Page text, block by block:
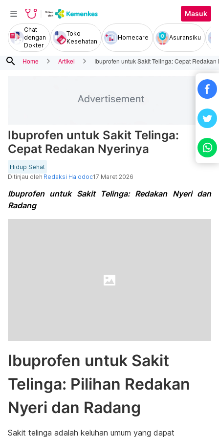
Masuk
Chat
dengan
Dokter
Toko
Kesehatan
Homecare Asuransiku
search Home Artikel Ibuprofen untuk Sakit Telinga: Cepat Redakan
Ibuprofen untuk Sakit Telinga:
Cepat Redakan Nyerinya
Hidup Sehat
Ditinjau oleh Redaksi Halodoc17 Maret 2026
Ibuprofen untuk Sakit Telinga: Redakan Nyeri dan
Radang
Ibuprofen untuk Sakit
Telinga: Pilihan Redakan
Nyeri dan Radang
Sakit telinga adalah keluhan umum yang dapat